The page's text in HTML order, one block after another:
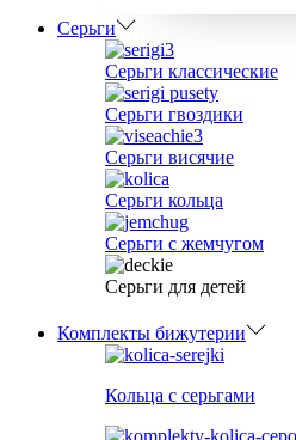
Серьги
Серьги классические
Серьги гвоздики
Серьги висячие
Серьги кольца
Серьги с жемчугом
Серьги для детей
Комплекты бижутерии
Кольца с серьгами